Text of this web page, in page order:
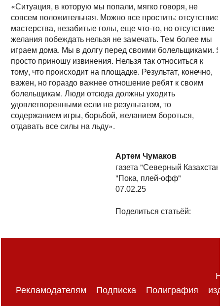
«Ситуация, в которую мы попали, мягко говоря, не
совсем положительная. Можно все простить: отсутствие
мастерства, незабитые голы, еще что-то, но отсутствие
желания побеждать нельзя не замечать. Тем более мы
играем дома. Мы в долгу перед своими болельщиками.
просто приношу извинения. Нельзя так относиться к
тому, что происходит на площадке. Результат, конечно,
важен, но гораздо важнее отношение ребят к своим
болельщикам. Люди отсюда должны уходить
удовлетворенными если не результатом, то
содержанием игры, борьбой, желанием бороться,
отдавать все силы на льду».
Артем Чумаков
газета "Северный
"Пока, плей-офф"
07.02.25
Поделиться статьёй:
Рекламодателям Подписка Полиграфия